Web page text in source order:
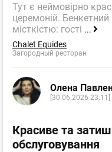
Тут є неймовірно
церемоній.
місткістю: гості ...
Chalet Equides
Загородный ресторан
Олена
[30.06.2026 23:11]
Красиве та
обслуговування